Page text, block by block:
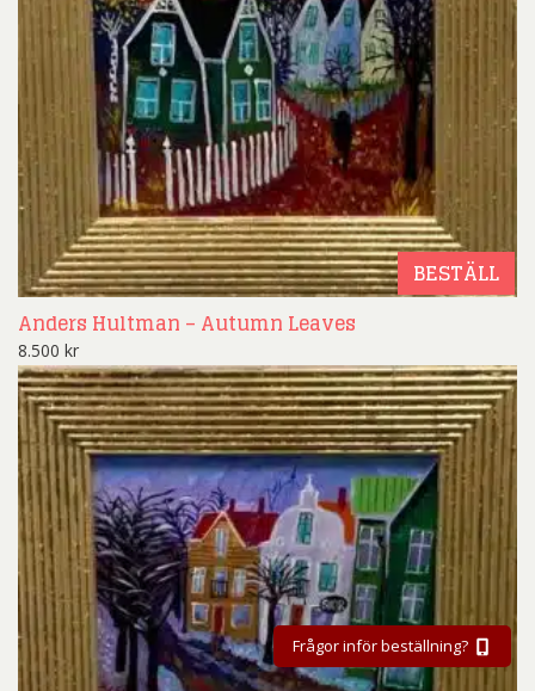
BESTÄLL
Anders Hultman – Autumn Leaves
8.500 kr
Frågor inför beställning?